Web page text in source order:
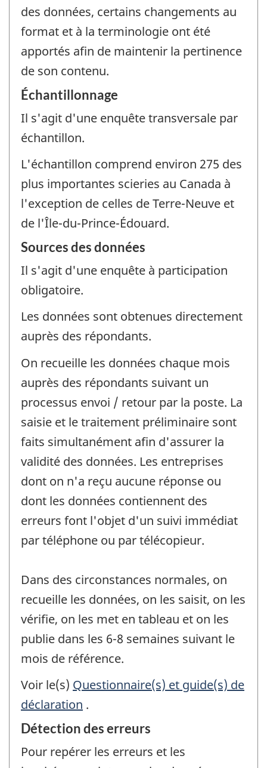
des données, certains changements au
format et à la terminologie ont été
apportés afin de maintenir la pertinence
de son contenu.
Échantillonnage
Il s'agit d'une enquête transversale par
échantillon.
L'échantillon comprend environ 275 des
plus importantes scieries au Canada à
l'exception de celles de Terre-Neuve et
de l'Île-du-Prince-Édouard.
Sources des données
Il s'agit d'une enquête à participation
obligatoire.
Les données sont obtenues directement
auprès des répondants.
On recueille les données chaque mois
auprès des répondants suivant un
processus envoi / retour par la poste. La
saisie et le traitement préliminaire sont
faits simultanément afin d'assurer la
validité des données. Les entreprises
dont on n'a reçu aucune réponse ou
dont les données contiennent des
erreurs font l'objet d'un suivi immédiat
par téléphone ou par télécopieur.
Dans des circonstances normales, on
recueille les données, on les saisit, on les
vérifie, on les met en tableau et on les
publie dans les 6-8 semaines suivant le
mois de référence.
Voir le(s) Questionnaire(s) et guide(s) de
déclaration .
Détection des erreurs
Pour repérer les erreurs et les